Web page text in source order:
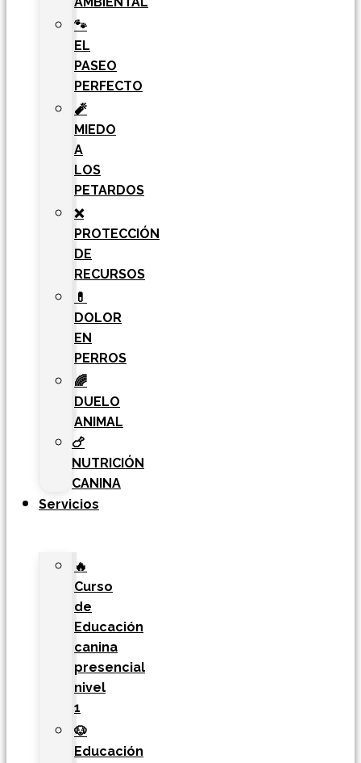
🐾
EL
PASEO
PERFECTO
🧨
MIEDO
A
LOS
PETARDOS
❌
PROTECCIÓN
DE
RECURSOS
💊
DOLOR
EN
PERROS
🌈
DUELO
ANIMAL
🍗
NUTRICIÓN
CANINA
Servicios
🔥
Curso
de
Educación
canina
presencial
nivel
1
🐶
Educación